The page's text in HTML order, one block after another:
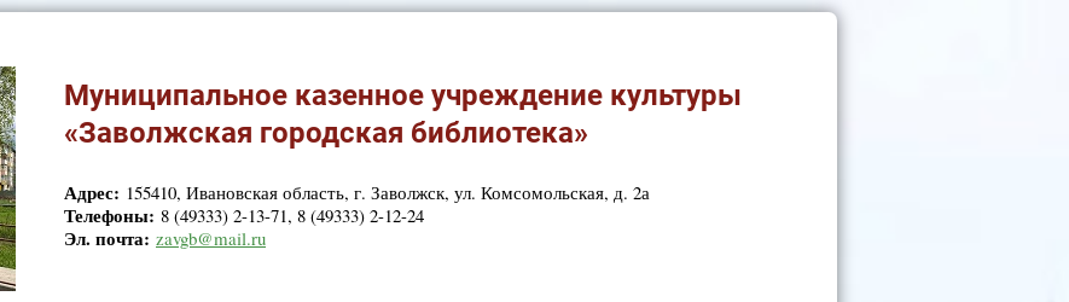
Муниципальное казенное учреждение культуры
«Заволжская городская библиотека»
Адрес: 155410, Ивановская область, г. Заволжск, ул. Комсомольская, д. 2а
Телефоны: 8 (49333) 2-13-71, 8 (49333) 2-12-24
Эл. почта: zavgb@mail.ru